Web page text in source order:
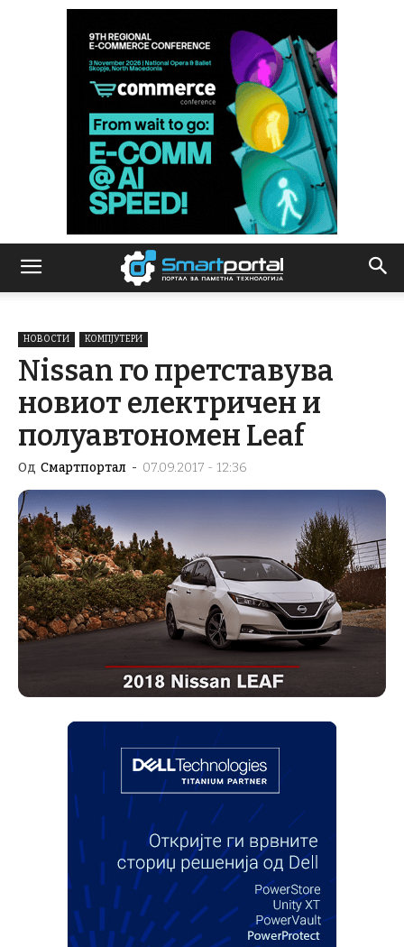
НОВОСТИ КОМПЈУТЕРИ
Nissan го претставува
новиот електричен и
полуавтономен Leaf
Од Смартпортал - 07.09.2017 - 12:36